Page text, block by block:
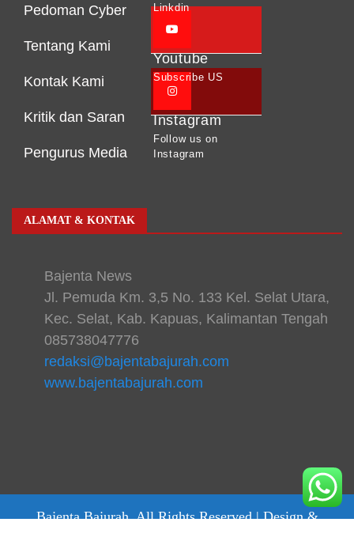
Pedoman Cyber
Tentang Kami
Kontak Kami
Kritik dan Saran
Pengurus Media
Linkdin
Youtube
Subscribe US
Instagram
Follow us on
Instagram
ALAMAT & KONTAK
Bajenta News
Jl. Pemuda Km. 3,5 No. 133 Kel. Selat Utara,
Kec. Selat, Kab. Kapuas, Kalimantan Tengah
085738047776
redaksi@bajentabajurah.com
www.bajentabajurah.com
Bajenta Bajurah. All Rights Reserved |Design &